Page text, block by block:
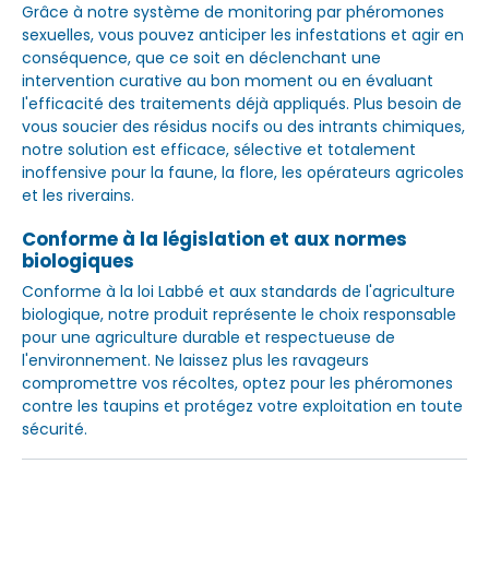
Grâce à notre système de monitoring par phéromones
sexuelles, vous pouvez anticiper les infestations et agir en
conséquence, que ce soit en déclenchant une
intervention curative au bon moment ou en évaluant
l'efficacité des traitements déjà appliqués. Plus besoin de
vous soucier des résidus nocifs ou des intrants chimiques,
notre solution est efficace, sélective et totalement
inoffensive pour la faune, la flore, les opérateurs agricoles
et les riverains.
Conforme à la législation et aux normes
biologiques
Conforme à la loi Labbé et aux standards de l'agriculture
biologique, notre produit représente le choix responsable
pour une agriculture durable et respectueuse de
l'environnement. Ne laissez plus les ravageurs
compromettre vos récoltes, optez pour les phéromones
contre les taupins et protégez votre exploitation en toute
sécurité.